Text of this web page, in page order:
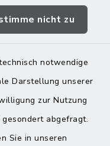
nicht zu
notwendige
Darstellung unserer
zur Nutzung
abgefragt.
Sie in unseren